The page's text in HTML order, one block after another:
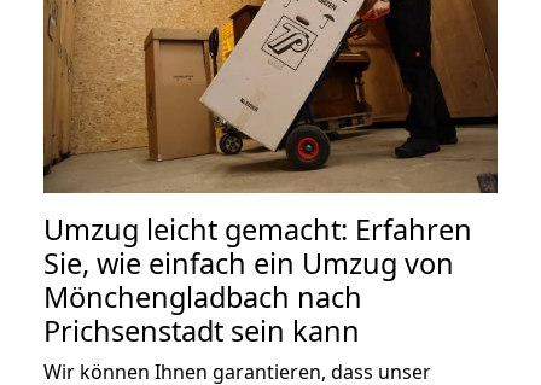
Umzug leicht gemacht: Erfahren
Sie, wie einfach ein Umzug von
Mönchengladbach nach
Prichsenstadt sein kann
Wir können Ihnen garantieren, dass unser